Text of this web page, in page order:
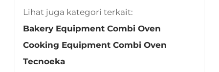
Lihat juga kategori terkait:
Bakery Equipment Combi Oven
Cooking Equipment Combi Oven
Tecnoeka